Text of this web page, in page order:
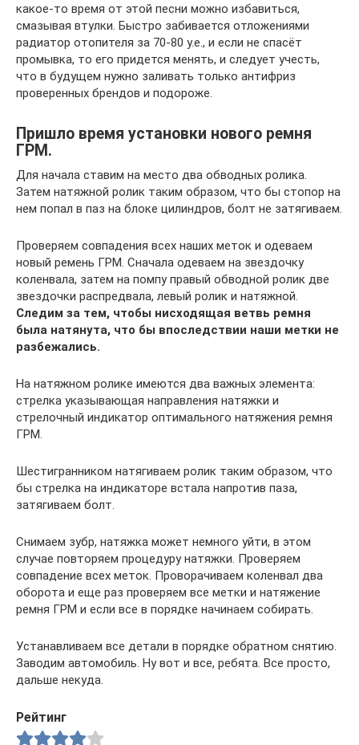
какое-то время от этой песни можно избавиться,
смазывая втулки. Быстро забивается отложениями
радиатор отопителя за 70-80 у.е., и если не спасёт
промывка, то его придется менять, и следует учесть,
что в будущем нужно заливать только антифриз
проверенных брендов и подороже.
Пришло время установки нового ремня
ГРМ.
Для начала ставим на место два обводных ролика.
Затем натяжной ролик таким образом, что бы стопор на
нем попал в паз на блоке цилиндров, болт не затягиваем.
Проверяем совпадения всех наших меток и одеваем
новый ремень ГРМ. Сначала одеваем на звездочку
коленвала, затем на помпу правый обводной ролик две
звездочки распредвала, левый ролик и натяжной.
Следим за тем, чтобы нисходящая ветвь ремня
была натянута, что бы впоследствии наши метки не
разбежались.
На натяжном ролике имеются два важных элемента:
стрелка указывающая направления натяжки и
стрелочный индикатор оптимального натяжения ремня
ГРМ.
Шестигранником натягиваем ролик таким образом, что
бы стрелка на индикаторе встала напротив паза,
затягиваем болт.
Снимаем зубр, натяжка может немного уйти, в этом
случае повторяем процедуру натяжки. Проверяем
совпадение всех меток. Проворачиваем коленвал два
оборота и еще раз проверяем все метки и натяжение
ремня ГРМ и если все в порядке начинаем собирать.
Устанавливаем все детали в порядке обратном снятию.
Заводим автомобиль. Ну вот и все, ребята. Все просто,
дальше некуда.
Рейтинг